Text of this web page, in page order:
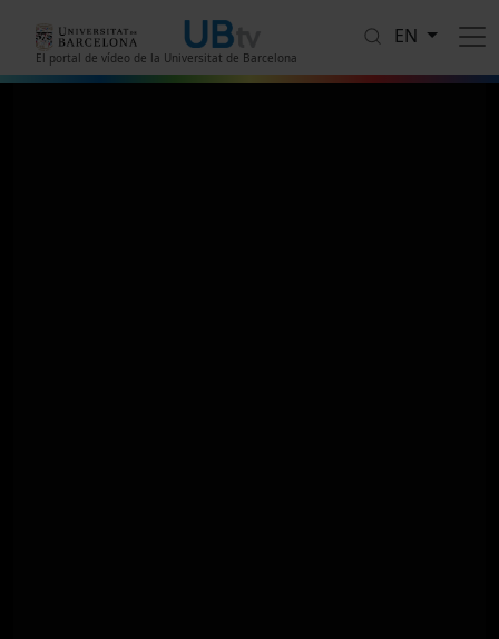
El portal de vídeo de la Universitat de Barcelona
EN